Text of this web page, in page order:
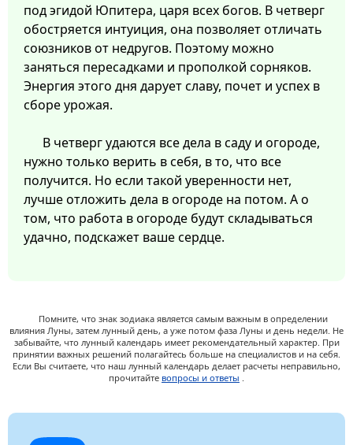
под эгидой Юпитера, царя всех богов. В четверг
обостряется интуиция, она позволяет отличать
союзников от недругов. Поэтому можно
заняться пересадками и прополкой сорняков.
Энергия этого дня дарует славу, почет и успех в
сборе урожая.
В четверг удаются все дела в саду и огороде,
нужно только верить в себя, в то, что все
получится. Но если такой уверенности нет,
лучше отложить дела в огороде на потом. А о
том, что работа в огороде будут складываться
удачно, подскажет ваше сердце.
Помните, что знак зодиака является самым важным в определении
влияния Луны, затем лунный день, а уже потом фаза Луны и день недели. Не
забывайте, что лунный календарь имеет рекомендательный характер. При
принятии важных решений полагайтесь больше на специалистов и на себя.
Если Вы считаете, что наш лунный календарь делает расчеты неправильно,
прочитайте вопросы и ответы .